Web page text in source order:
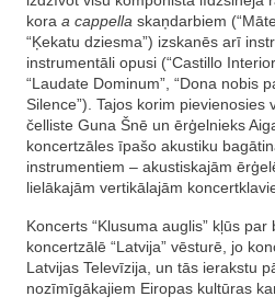
kora a cappella skaņdarbiem
“Ķekatu dziesma”) izskanēs arī
instrumentāli opusi (“Castillo
“Laudate Dominum”, “Dona nobis
Silence”). Tajos korim pievienosies
čelliste Guna Šnē un ērģelnieks
koncertzāles īpašo akustiku
instrumentiem – akustiskajām
lielākajām vertikālajām
Koncerts “Klusuma auglis” kļūs
koncertzālē “Latvija” vēsturē, jo
Latvijas Televīzija, un tās ierakstu
nozīmīgākajiem Eiropas kultūras